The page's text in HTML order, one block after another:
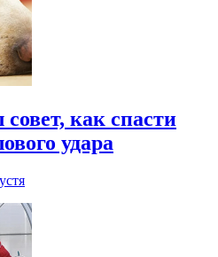
как спасти
удара